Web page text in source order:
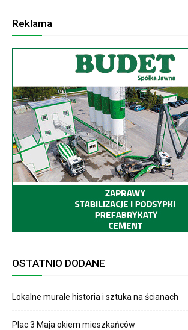
Reklama
OSTATNIO DODANE
Lokalne murale historia i sztuka na ścianach
Plac 3 Maja okiem mieszkańców